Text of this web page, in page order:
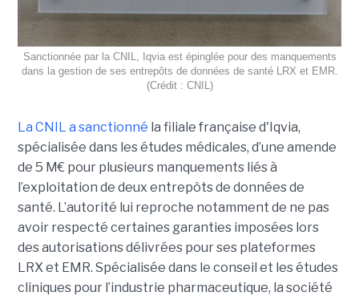
Sanctionnée par la CNIL, Iqvia est épinglée pour des manquements
dans la gestion de ses entrepôts de données de santé LRX et EMR.
(Crédit : CNIL)
La CNIL a sanctionné la filiale française d'Iqvia,
spécialisée dans les études médicales, d’une amende
de 5 M€ pour plusieurs manquements liés à
l’exploitation de deux entrepôts de données de
santé. L’autorité lui reproche notamment de ne pas
avoir respecté certaines garanties imposées lors
des autorisations délivrées pour ses plateformes
LRX et EMR. Spécialisée dans le conseil et les études
cliniques pour l’industrie pharmaceutique, la société